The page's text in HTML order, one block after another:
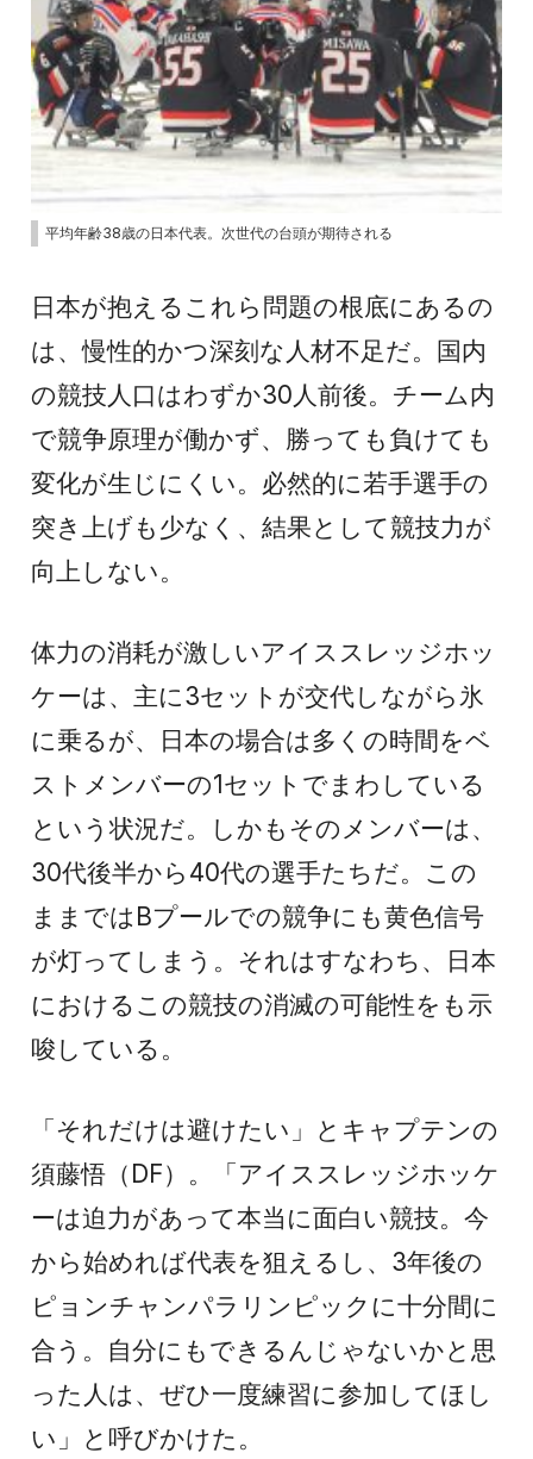
平均年齢38歳の日本代表。次世代の台頭が期待される
日本が抱えるこれら問題の根底にあるの
は、慢性的かつ深刻な人材不足だ。国内
の競技人口はわずか30人前後。チーム内
で競争原理が働かず、勝っても負けても
変化が生じにくい。必然的に若手選手の
突き上げも少なく、結果として競技力が
向上しない。
体力の消耗が激しいアイススレッジホッ
ケーは、主に3セットが交代しながら氷
に乗るが、日本の場合は多くの時間をベ
ストメンバーの1セットでまわしている
という状況だ。しかもそのメンバーは、
30代後半から40代の選手たちだ。この
ままではBプールでの競争にも黄色信号
が灯ってしまう。それはすなわち、日本
におけるこの競技の消滅の可能性をも示
唆している。
「それだけは避けたい」とキャプテンの
須藤悟（DF）。「アイススレッジホッケ
ーは迫力があって本当に面白い競技。今
から始めれば代表を狙えるし、3年後の
ピョンチャンパラリンピックに十分間に
合う。自分にもできるんじゃないかと思
った人は、ぜひ一度練習に参加してほし
い」と呼びかけた。